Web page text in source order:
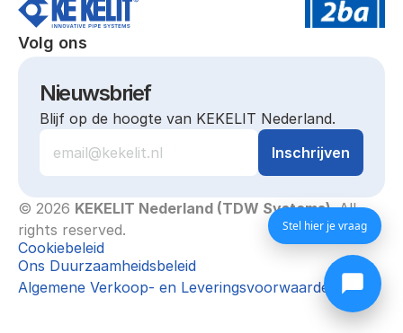
Volg ons
Nieuwsbrief
Blijf op de hoogte van KEKELIT Nederland.
© 2026 KEKELIT Nederland (TDW Systems). All
rights reserved.
Cookiebeleid
Ons Duurzaamheidsbeleid
Algemene Verkoop- en Leveringsvoorwaarden
Stel hier je vraag